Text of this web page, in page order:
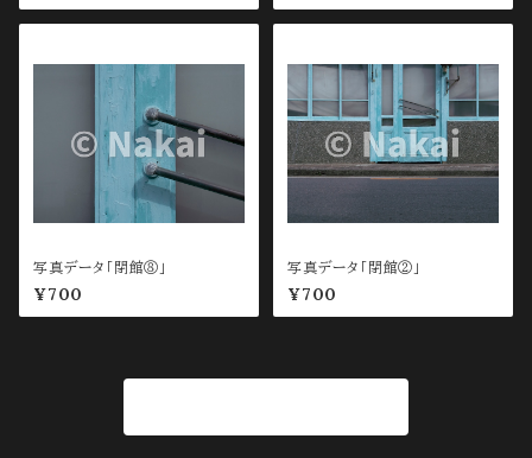
写真データ「閉館⑧」
¥700
写真データ「閉館②」
¥700